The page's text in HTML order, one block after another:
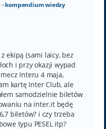
- kompendium wiedzy
ekipą (sami laicy, bez
i przy okazji wypad
Interu 4 maja,
kartę Inter Club, ale
samodzielnie biletów
na inter.it będę
biletów? i czy trzeba
typu PESEL itp?